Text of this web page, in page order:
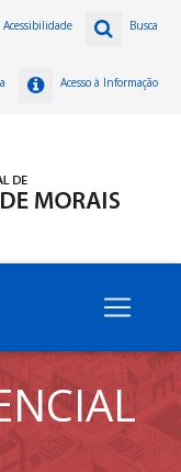
Busca
Acessibilidade
Acesso à Informação